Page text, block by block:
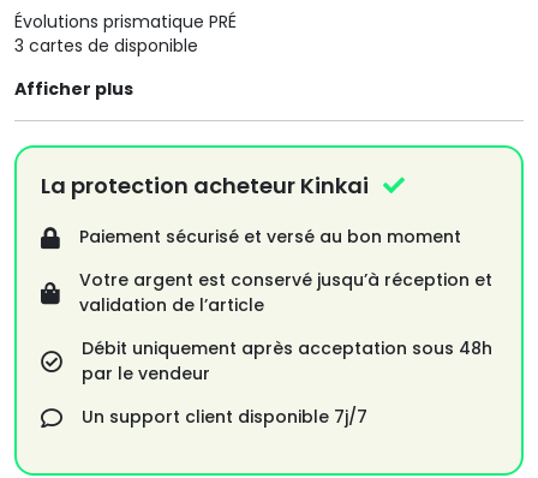
Évolutions prismatique PRÉ
3 cartes de disponible
Afficher plus
La protection acheteur Kinkai
Paiement sécurisé et versé au bon moment
Votre argent est conservé jusqu’à réception et
validation de l’article
Débit uniquement après acceptation sous 48h
par le vendeur
Un support client disponible 7j/7